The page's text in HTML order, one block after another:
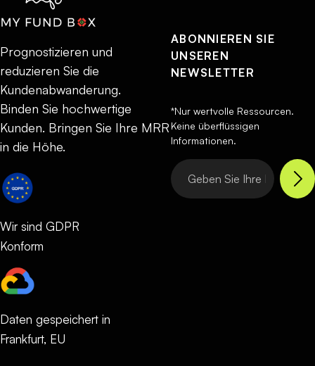
Prognostizieren und
reduzieren Sie die
Kundenabwanderung.
Binden Sie hochwertige
Kunden. Bringen Sie Ihre MRR
in die Höhe.
Wir sind GDPR
Konform
Daten gespeichert in
Frankfurt, EU
ABONNIEREN SIE
UNSEREN
NEWSLETTER
*Nur wertvolle Ressourcen.
Keine überflüssigen
Informationen.